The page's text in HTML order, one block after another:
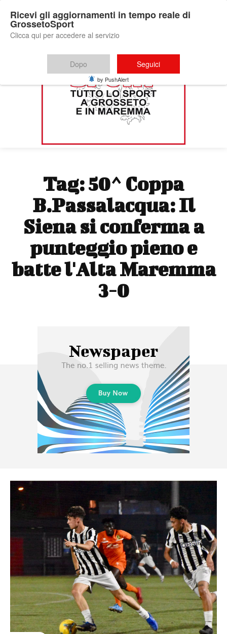
Tag:50^ Coppa
B.Passalacqua: Il
Siena si conferma a
punteggio pieno e
batte l'Alta Maremma
3-0
Ricevi gli aggiornamenti in tempo reale di
GrossetoSport
Clicca qui per accedere al servizio
Dopo Seguici
by PushAlert